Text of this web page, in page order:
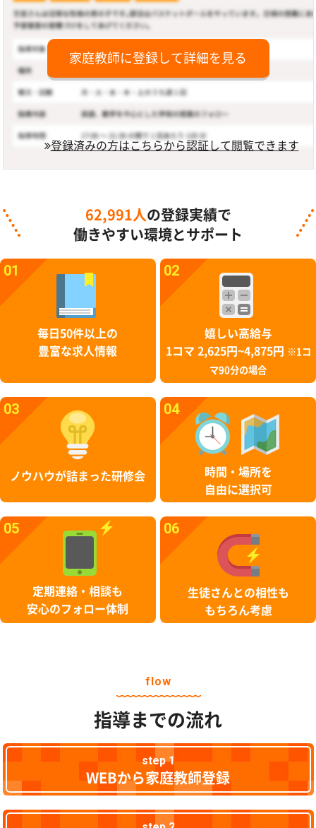
家庭教師に登録して詳細を見る
登録済みの方はこちらから認証して閲覧できます
62,991人 の登録実績で
働きやすい環境とサポート
01
毎日50件以上の
豊富な求人情報
02
嬉しい高給与
1コマ 2,625円~4,875円
※1コ
マ90分の場合
03
ノウハウが詰まった研修会
04
時間・場所を
自由に選択可
05
定期連絡・相談も
安心のフォロー体制
06
生徒さんとの相性も
もちろん考慮
flow
指導までの流れ
step 1
WEBから家庭教師登録